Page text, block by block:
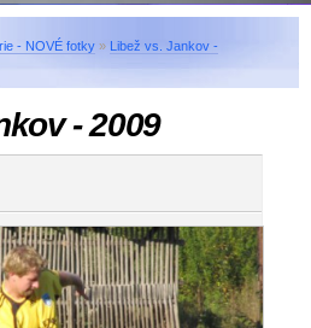
- NOVÉ fotky » Libež vs. Jankov -
- 2009